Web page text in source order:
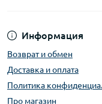
Информация
Возврат и обмен
Доставка и оплата
Политика
Про магазин